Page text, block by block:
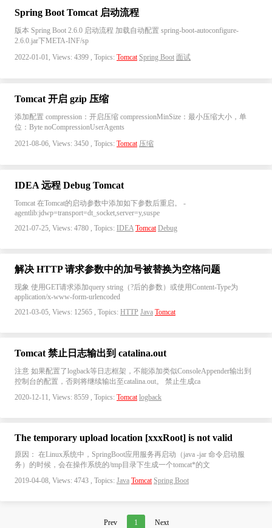
Spring Boot Tomcat 启动流程
版本 Spring Boot 2.6.0 启动流程 加载自动配置 spring-boot-autoconfigure-
2.6.0.jar下META-INF/sp
2022-01-01, Views: 4399 , Topics: Tomcat Spring Boot 面试
Tomcat 开启 gzip 压缩
添加配置 compression：开启压缩 compressionMinSize：最小压缩大小，单
位：Byte noCompressionUserAgents
2021-08-06, Views: 3450 , Topics: Tomcat 压缩
IDEA 远程 Debug Tomcat
Tomcat 在Tomcat的启动参数中添加如下参数后重启。 -
agentlib:jdwp=transport=dt_socket,server=y,suspe
2021-07-25, Views: 4780 , Topics: IDEA Tomcat Debug
解决 HTTP 请求参数中的加号被替换为空格问题
现象 使用GET请求添加query string（?后的参数）或使用Content-Type为
application/x-www-form-urlencoded
2021-03-05, Views: 12565 , Topics: HTTP Java Tomcat
Tomcat 禁止日志输出到 catalina.out
注意 如果配置了logback等日志框架，不能添加类似ConsoleAppender输出到
控制台的配置，否则将继续输出至catalina.out。 禁止生成ca
2020-12-11, Views: 8559 , Topics: Tomcat logback
The temporary upload location [xxxRoot] is not valid
原因： 在Linux系统中，SpringBoot应用服务再启动（java -jar 命令启动服
务）的时候，会在操作系统的/tmp目录下生成一个tomcat*的文
2019-04-08, Views: 4743 , Topics: Java Tomcat Spring Boot
Prev 1 Next